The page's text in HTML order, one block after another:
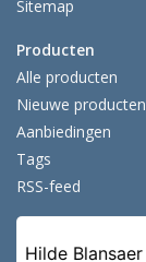
Sitemap
Producten
Alle producten
Nieuwe producten
Aanbiedingen
Tags
RSS-feed